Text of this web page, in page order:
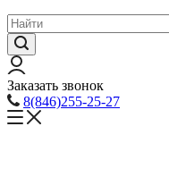
Заказать звонок
8(846)255-25-27